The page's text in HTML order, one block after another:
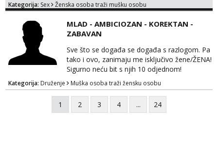
Procjeni jesi li ti taj .?! Ja bi jednog ali
guza ... Javi se 🔥Samo na mail.
Kategorija: Sex Ženska osoba traži mušku osobu
MLAD - AMBICIOZAN - KOREKTAN -
ZABAVAN
Sve što se događa se događa s razlogom. Pa
tako i ovo, zanimaju me isključivo žene/ŽENA!
Sigurno neću bit s njih 10 odjednom!
Kategorija: Druženje Muška osoba traži žensku osobu
1 2 3 4 ... 24